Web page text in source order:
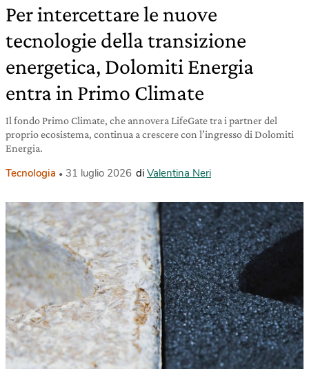
Per intercettare le nuove
tecnologie della transizione
energetica, Dolomiti Energia
entra in Primo Climate
Il fondo Primo Climate, che annovera LifeGate tra i partner del
proprio ecosistema, continua a crescere con l’ingresso di Dolomiti
Energia.
Tecnologia 31 luglio 2026 di Valentina Neri